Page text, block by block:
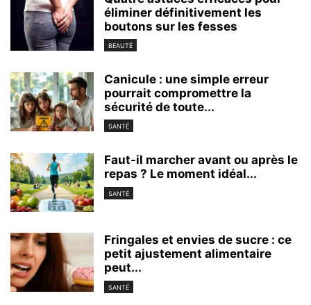
éliminer définitivement les
boutons sur les fesses
BEAUTÉ
Canicule : une simple erreur
pourrait compromettre la
sécurité de toute...
SANTÉ
Faut-il marcher avant ou après le
repas ? Le moment idéal...
SANTÉ
Fringales et envies de sucre : ce
petit ajustement alimentaire
peut...
SANTÉ